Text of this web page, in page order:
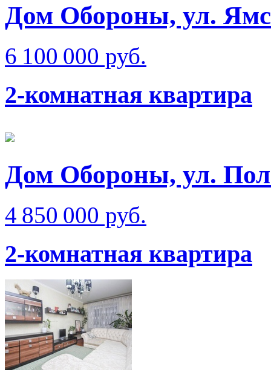
Дом Обороны, ул.
6 100 000 руб.
2-комнатная квартира
Дом Обороны, ул.
4 850 000 руб.
2-комнатная квартира